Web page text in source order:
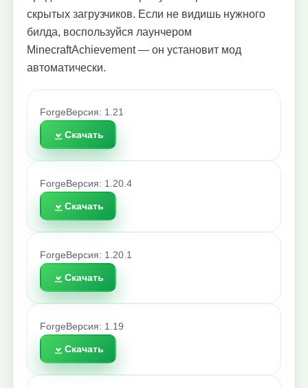
скрытых загрузчиков. Если не видишь нужного
билда, воспользуйся лаунчером
MinecraftAchievement — он установит мод
автоматически.
Forge Версия: 1.21
Скачать
Forge Версия: 1.20.4
Скачать
Forge Версия: 1.20.1
Скачать
Forge Версия: 1.19
Скачать